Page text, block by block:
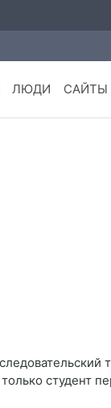
ЛЮДИ САЙТЫ
студент